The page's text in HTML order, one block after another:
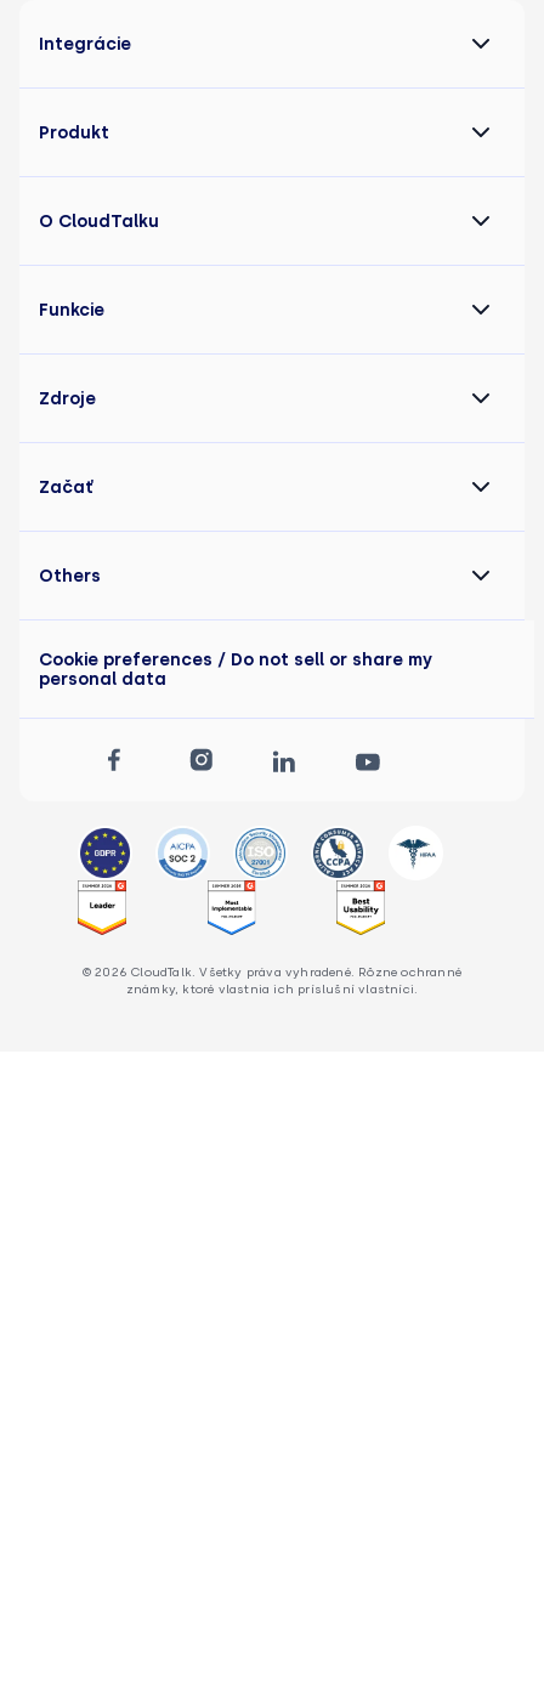
Integrácie
Produkt
O CloudTalku
Funkcie
Zdroje
Začať
© 2026 CloudTalk. Všetky práva vyhradené. Rôzne ochranné
známky, ktoré vlastnia ich príslušní vlastníci.
Others
Cookie preferences / Do not sell or share my
personal data